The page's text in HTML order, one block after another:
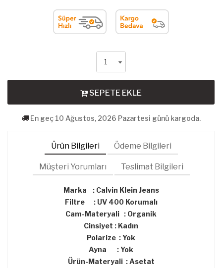
SEPETE EKLE
En geç 10 Ağustos, 2026 Pazartesi günü kargoda.
Ürün Bilgileri Ödeme Bilgileri
Müşteri Yorumları Teslimat Bilgileri
Marka : Calvin Klein Jeans
Filtre : UV 400 Korumalı
Cam-Materyali : Organik
Cinsiyet : Kadın
Polarize : Yok
Ayna : Yok
Ürün-Materyali : Asetat